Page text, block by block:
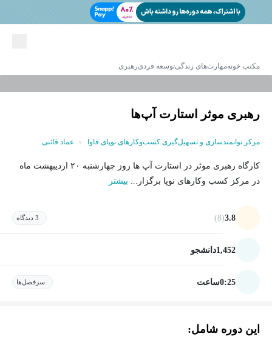
مکتب خونهمهارت‌های زندگیتوسعه فردیرهبری
رهبری موثر استارت آپ‌ها
مرکز توانمندسازی و تسهیل‌گیری کسب‌وکارهای نوپای فاوا عماد قائنی
کارگاه رهبری موثر در استارت آپ ها روز چهارشنبه ۲۰ اردیبهشت ماه
در مرکز کسب وکارهای نوپا برگزار... بیشتر
3.8
(8) 3 دیدگاه
1,452دانشجو
0:25ساعت سرفصل‌ها
این دوره شامل: